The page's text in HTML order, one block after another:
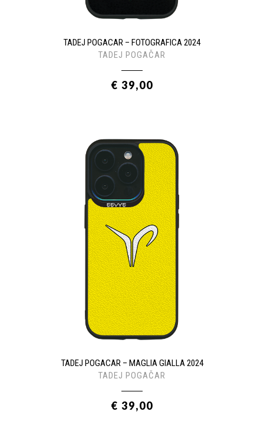
TADEJ POGACAR – FOTOGRAFICA 2024
TADEJ POGAČAR
€ 39,00
TADEJ POGACAR – MAGLIA GIALLA 2024
TADEJ POGAČAR
€ 39,00